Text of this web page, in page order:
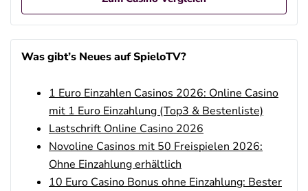
Betano Casino Bonus
400% bis zu 80€
Interwetten Bonus
100% bis zu 100€
AGB gelten
4.7
SlotMagie Bonus
50 Freispiele ohne Einzahlung
AGB gelten
Was gibt’s Neues auf SpieloTV?
1 Euro Einzahlen Casinos 2026: Online Casino
mit 1 Euro Einzahlung (Top3 & Bestenliste)
Lastschrift Online Casino 2026
Novoline Casinos mit 50 Freispielen 2026:
Ohne Einzahlung erhältlich
10 Euro Casino Bonus ohne Einzahlung: Bester